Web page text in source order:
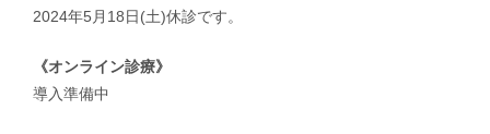
2024年5月18日(土)休診です。
《オンライン診療》
導入準備中